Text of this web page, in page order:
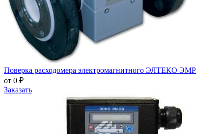
Поверка расходомера электромагнитного ЭЛТЕКО ЭМР
от 0 ₽
Заказать